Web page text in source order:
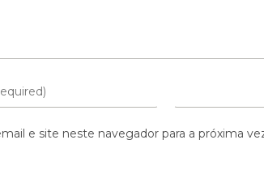
e site neste navegador para a próxima